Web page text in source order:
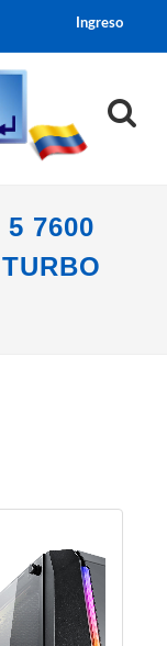
Ingreso
5 7600